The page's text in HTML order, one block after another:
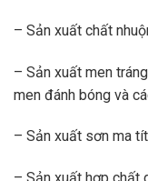
– Sản xuất chất
– Sản xuất men
men đánh bóng và
– Sản xuất sơn ma